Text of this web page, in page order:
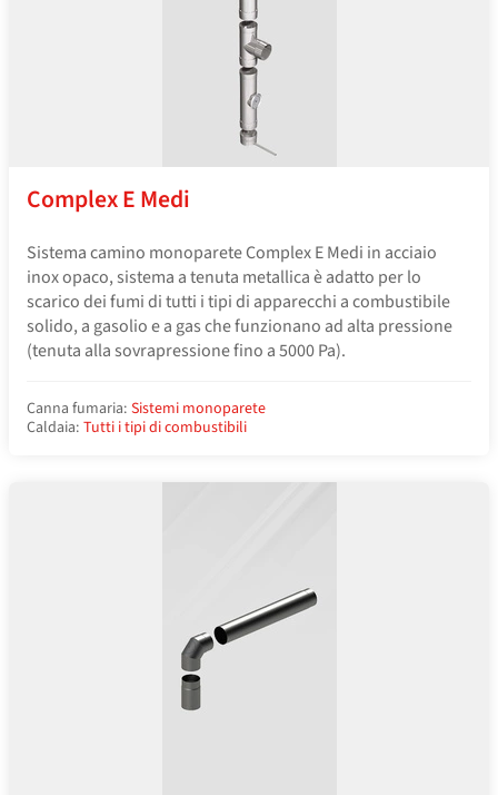
Complex E Medi
Sistema camino monoparete Complex E Medi in acciaio
inox opaco, sistema a tenuta metallica è adatto per lo
scarico dei fumi di tutti i tipi di apparecchi a combustibile
solido, a gasolio e a gas che funzionano ad alta pressione
(tenuta alla sovrapressione fino a 5000 Pa).
Canna fumaria: Sistemi monoparete
Caldaia: Tutti i tipi di combustibili